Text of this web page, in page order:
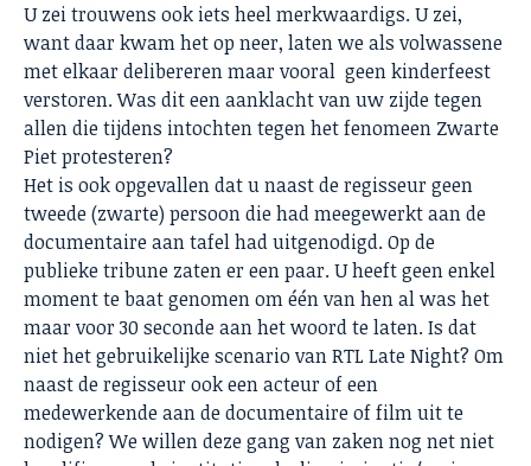
U zei trouwens ook iets heel merkwaardigs. U zei,
want daar kwam het op neer, laten we als volwassene
met elkaar delibereren maar vooral geen kinderfeest
verstoren. Was dit een aanklacht van uw zijde tegen
allen die tijdens intochten tegen het fenomeen Zwarte
Piet protesteren?
Het is ook opgevallen dat u naast de regisseur geen
tweede (zwarte) persoon die had meegewerkt aan de
documentaire aan tafel had uitgenodigd. Op de
publieke tribune zaten er een paar. U heeft geen enkel
moment te baat genomen om één van hen al was het
maar voor 30 seconde aan het woord te laten. Is dat
niet het gebruikelijke scenario van RTL Late Night? Om
naast de regisseur ook een acteur of een
medewerkende aan de documentaire of film uit te
nodigen? We willen deze gang van zaken nog net niet